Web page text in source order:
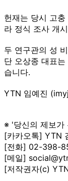
헌재는 당시 고
라 정식 조사 개
두 연구관의 성
단 오상종 대표
습니다.
YTN 임예진
※ '당신의 제보가
[카카오톡] YTN
[전화] 02-398-
[메일]
[저작권자(c)